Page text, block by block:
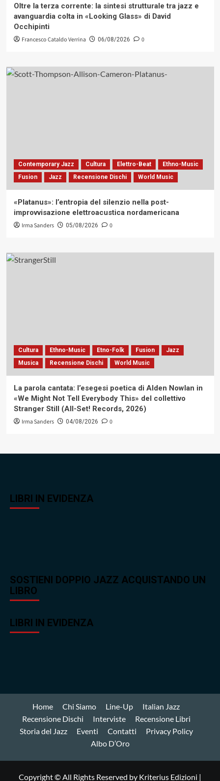
Oltre la terza corrente: la sintesi strutturale tra jazz e
avanguardia colta in «Looking Glass» di David
Occhipinti
Francesco Cataldo Verrina 06/08/2026 0
Contemporary Jazz Cultura Elettro-Beat
Ethno-Music
Fusion
Jazz Recensione Dischi World Music
«Platanus»: l’entropia del silenzio nella post-
improvvisazione elettroacustica nordamericana
Irma Sanders 05/08/2026 0
Cultura Ethno-Music Etno-Folk Fusion
Jazz
Musica
Recensione Dischi World Music
La parola cantata: l’esegesi poetica di Alden Nowlan in
«We Might Not Tell Everybody This» del collettivo
Stranger Still (All-Set! Records, 2026)
Irma Sanders 04/08/2026 0
LIBRI IN EVIDENZA
SOSTIENI DOPPIO JAZZ ACQUISTANDO UN
LIBRO
LIBRI IN EVIDENZA
Home Chi Siamo Line-Up
Italian Jazz
Recensione Dischi
Interviste
Recensione Libri
Storia del Jazz
Eventi Contatti
Privacy Policy
Albo D’Oro
Copyright © All Rights Reserved by Kriterius Edizioni |